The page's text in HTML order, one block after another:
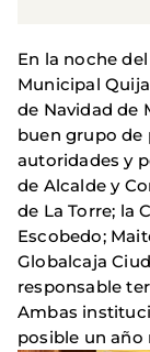
En la noche
Municipal
de Navidad de
buen grupo de
autoridades y
de Alcalde y
de La Torre; la
Escobedo;
Globalcaja
responsable
Ambas
posible un año